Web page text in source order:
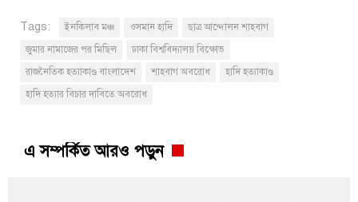
Tags: ইনকিলাব মঞ্চ ওসমান হাদি
ছাত্র আন্দোলন শাহবাগ
জুমার নামাজের পর মিছিল
ঢাকা বিশ্ববিদ্যালয় বিক্ষোভ
রাজনৈতিক হত্যাকাণ্ড বাংলাদেশ
শাহবাগ অবরোধ
হাদি হত্যাকাণ্ড
হাদি হত্যার বিচার দাবিতে অবরোধ
এ সম্পর্কিত আরও পড়ুন